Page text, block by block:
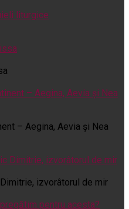
liturgice
– Aegina, Aevia și Nea
izvorâtorul de mir